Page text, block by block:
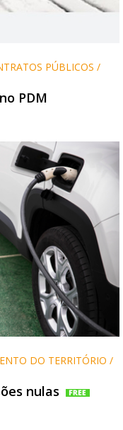
PÚBLICOS /
PDM
DO TERRITÓRIO /
nulas